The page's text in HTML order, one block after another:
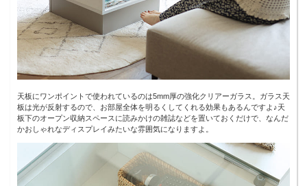
天板にワンポイントで使われているのは5mm厚の強化クリアーガラス。ガラス天
板は光が反射するので、お部屋全体を明るくしてくれる効果もあるんですよ♪天
板下のオープン収納スペースに読みかけの雑誌などを置いておくだけで、なんだ
かおしゃれなディスプレイみたいな雰囲気になりますよ。